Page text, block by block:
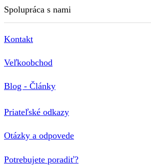
Spolupráca s nami
Kontakt
Veľkoobchod
Blog - Články
Priateľské odkazy
Otázky a odpovede
Potrebujete poradiť?